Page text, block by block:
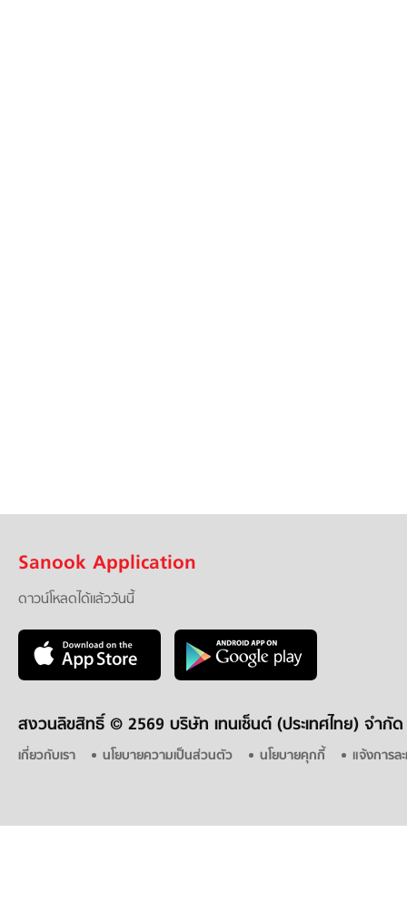
Sanook Application
ดาวน์โหลดได้แล้ววันนี้
สงวนลิขสิทธิ์ © 2569 บริษัท เทนเซ็นต์ (ประเทศไทย) จำกัด
เกี่ยวกับเรา นโยบายความเป็นส่วนตัว นโยบายคุกกี้ แจ้งการล